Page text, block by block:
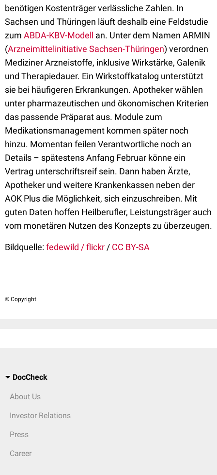
benötigen Kostenträger verlässliche Zahlen. In
Sachsen und Thüringen läuft deshalb eine Feldstudie
zum ABDA-KBV-Modell an. Unter dem Namen ARMIN
(Arzneimittelinitiative Sachsen-Thüringen) verordnen
Mediziner Arzneistoffe, inklusive Wirkstärke, Galenik
und Therapiedauer. Ein Wirkstoffkatalog unterstützt
sie bei häufigeren Erkrankungen. Apotheker wählen
unter pharmazeutischen und ökonomischen Kriterien
das passende Präparat aus. Module zum
Medikationsmanagement kommen später noch
hinzu. Momentan feilen Verantwortliche noch an
Details – spätestens Anfang Februar könne ein
Vertrag unterschriftsreif sein. Dann haben Ärzte,
Apotheker und weitere Krankenkassen neben der
AOK Plus die Möglichkeit, sich einzuschreiben. Mit
guten Daten hoffen Heilberufler, Leistungsträger auch
vom monetären Nutzen des Konzepts zu überzeugen.
Bildquelle:fedewild / flickr / CC BY-SA
© Copyright
DocCheck
About Us
Investor Relations
Press
Career